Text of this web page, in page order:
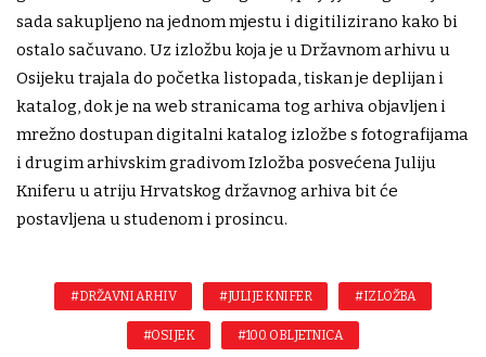
sada sakupljeno na jednom mjestu i digitilizirano kako bi
ostalo sačuvano. Uz izložbu koja je u Državnom arhivu u
Osijeku trajala do početka listopada, tiskan je deplijan i
katalog, dok je na web stranicama tog arhiva objavljen i
mrežno dostupan digitalni katalog izložbe s fotografijama
i drugim arhivskim gradivom Izložba posvećena Juliju
Kniferu u atriju Hrvatskog državnog arhiva bit će
postavljena u studenom i prosincu.
#DRŽAVNI ARHIV #JULIJE KNIFER #IZLOŽBA
#OSIJEK #100. OBLJETNICA